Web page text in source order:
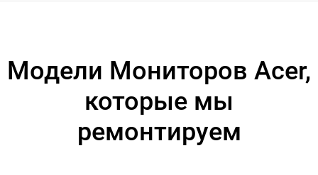
Модели Мониторов Acer,
которые мы
ремонтируем